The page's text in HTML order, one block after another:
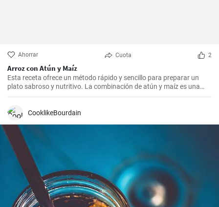
Ahorrar Cuota 2
Arroz con Atún y Maíz
Esta receta ofrece un método rápido y sencillo para preparar un
plato sabroso y nutritivo. La combinación de atún y maíz es una
excelente manera de agregar algo de proteína y color a nuestra
CooklikeBourdain